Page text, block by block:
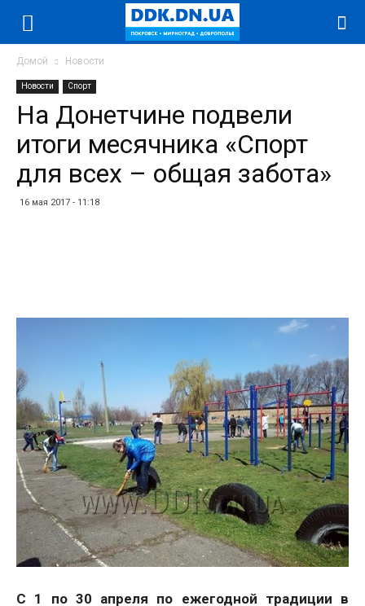
Домой Новости
Новости Спорт
На Донетчине подвели
итоги месячника «Спорт
для всех – общая забота»
16 мая 2017 - 11:18
С 1 по 30 апреля по ежегодной традиции в